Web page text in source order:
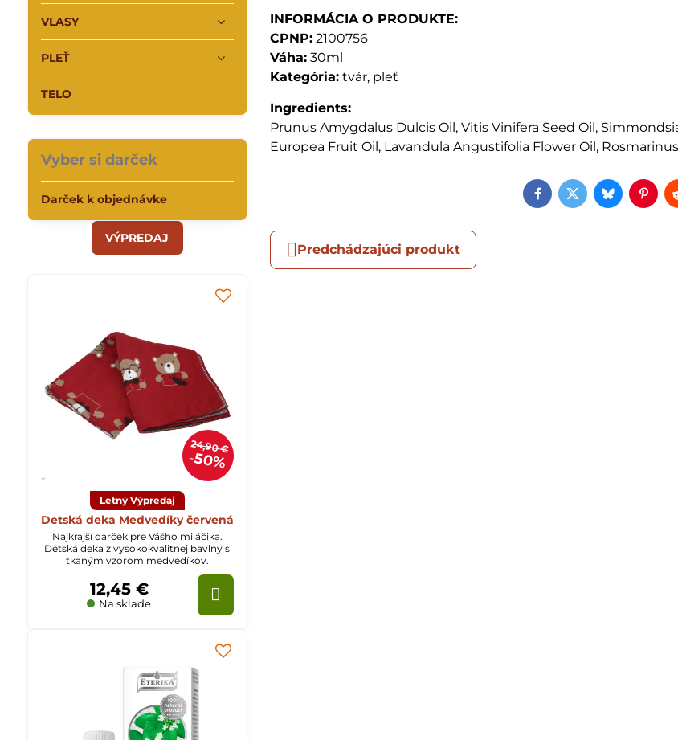
INFORMÁCIA O PRODUKTE:
CPNP: 2100756
Váha: 30ml
Kategória: tvár, pleť
Ingredients:
Prunus Amygdalus Dulcis Oil, Vitis Vinifera Seed Oil,
Europea Fruit Oil, Lavandula Angustifolia Flower Oil,
Facebook
TwitterBluesky
Predchádzajúci produkt
VLASY
PLEŤ
TELO
Vyber si darček
Darček k objednávke
VÝPREDAJ
24,90 €
50%
Letný Výpredaj
Detská deka Medvedíky červená
Najkrajší darček pre Vášho miláčika.
Detská deka z vysokokvalitnej bavlny s
tkaným vzorom medvedíkov.
Na sklade
12,45 €